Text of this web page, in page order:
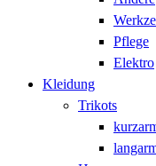
Pflege
Elektro
Kleidung
Trikots